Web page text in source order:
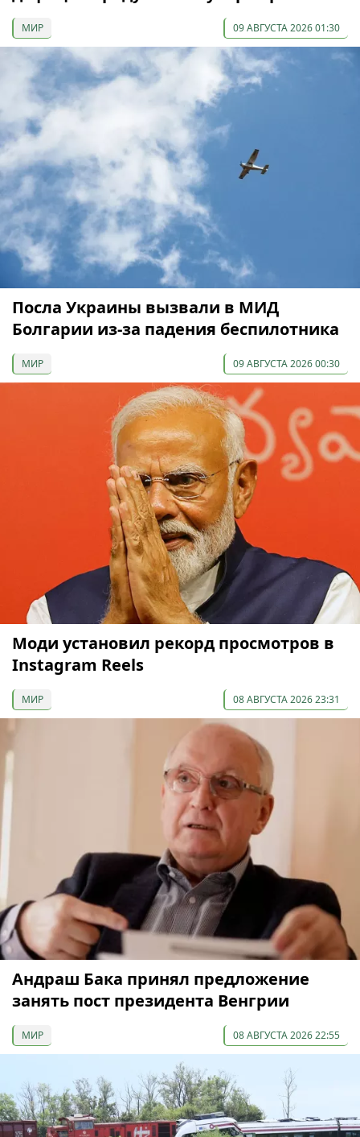
МИР 09 АВГУСТА 2026 01:30
Посла Украины вызвали в МИД
Болгарии из-за падения беспилотника
МИР 09 АВГУСТА 2026 00:30
Моди установил рекорд просмотров в
Instagram Reels
МИР 08 АВГУСТА 2026 23:31
Андраш Бака принял предложение
занять пост президента Венгрии
МИР 08 АВГУСТА 2026 22:55